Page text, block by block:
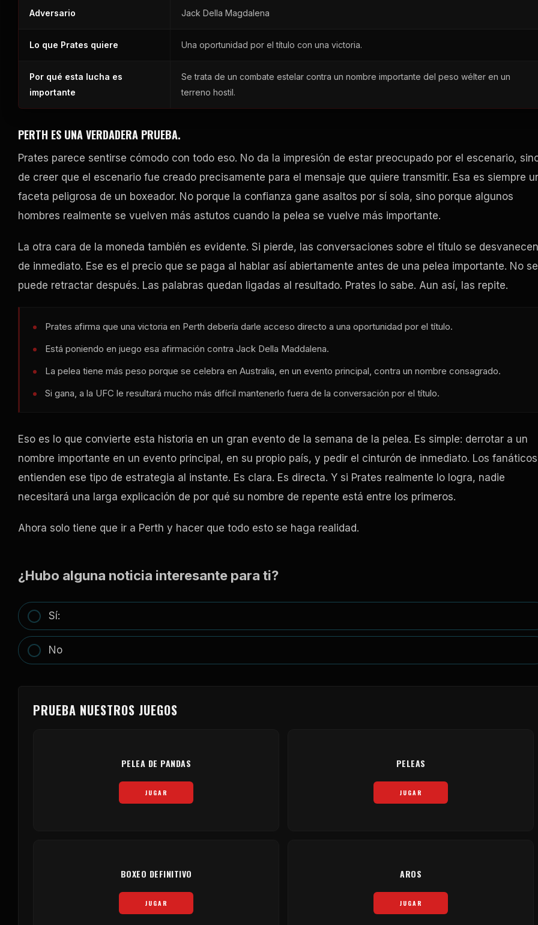
Adversario Jack Della Magdalena
Lo que Prates quiere Una oportunidad por el título con una victoria.
Por qué esta lucha es
importante
Se trata de un combate estelar contra un nombre importante del peso wélter en un
terreno hostil.
PERTH ES UNA VERDADERA PRUEBA.
Prates parece sentirse cómodo con todo eso. No da la impresión de estar preocupado por el escenario,
de creer que el escenario fue creado precisamente para el mensaje que quiere transmitir. Esa es siempre
faceta peligrosa de un boxeador. No porque la confianza gane asaltos por sí sola, sino porque algunos
hombres realmente se vuelven más astutos cuando la pelea se vuelve más importante.
La otra cara de la moneda también es evidente. Si pierde, las conversaciones sobre el título se desvanecen
de inmediato. Ese es el precio que se paga al hablar así abiertamente antes de una pelea importante. No se
puede retractar después. Las palabras quedan ligadas al resultado. Prates lo sabe. Aun así, las repite.
Prates afirma que una victoria en Perth debería darle acceso directo a una oportunidad por el título.
Está poniendo en juego esa afirmación contra Jack Della Maddalena.
La pelea tiene más peso porque se celebra en Australia, en un evento principal, contra un nombre consagrado.
Si gana, a la UFC le resultará mucho más difícil mantenerlo fuera de la conversación por el título.
Eso es lo que convierte esta historia en un gran evento de la semana de la pelea. Es simple: derrotar a un
nombre importante en un evento principal, en su propio país, y pedir el cinturón de inmediato. Los fanáticos
entienden ese tipo de estrategia al instante. Es clara. Es directa. Y si Prates realmente lo logra, nadie
necesitará una larga explicación de por qué su nombre de repente está entre los primeros.
Ahora solo tiene que ir a Perth y hacer que todo esto se haga realidad.
¿Hubo alguna noticia interesante para ti?
Sí:
No
PRUEBA NUESTROS JUEGOS
PELEA DE PANDAS
JUGAR
PELEAS
JUGAR
BOXEO DEFINITIVO
JUGAR
AROS
JUGAR